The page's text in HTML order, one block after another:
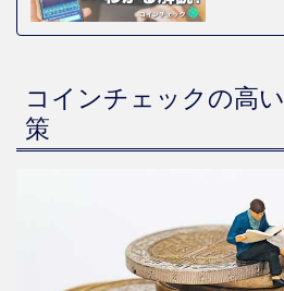
コインチェックの高
策